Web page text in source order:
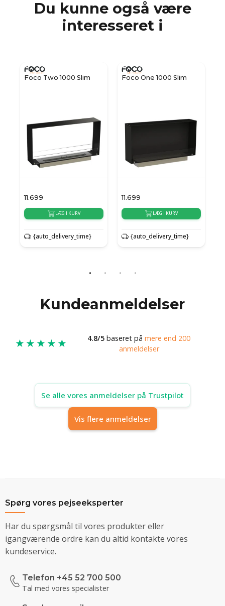
Du kunne også være
interesseret i
Two 1000 Slim
LÆG I KURV
{auto_delivery_time}
Foco One 1000 Slim
LÆG I KURV
{auto_delivery_time}
Kundeanmeldelser
★★★★★ 4.8/5 baseret på mere end 200
anmeldelser
Se alle vores anmeldelser på Trustpilot
Vis flere anmeldelser
Spørg vores pejseeksperter
Har du spørgsmål til vores produkter eller
igangværende ordre kan du altid kontakte vores
kundeservice.
Telefon +45 52 700 500
Tal med vores specialister